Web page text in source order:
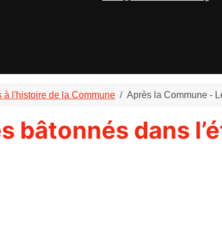
à l'histoire de la Commune Après la Commune -
bâtonnés dans